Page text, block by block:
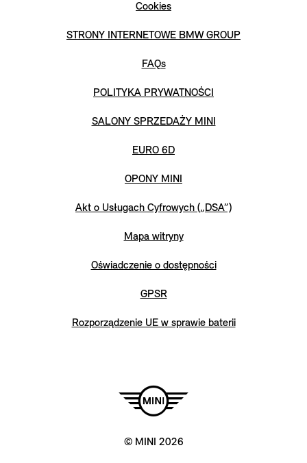
Cookies
STRONY INTERNETOWE BMW GROUP
FAQs
POLITYKA PRYWATNOŚCI
SALONY SPRZEDAŻY MINI
EURO 6D
OPONY MINI
Akt o Usługach Cyfrowych („DSA”)
Mapa witryny
Oświadczenie o dostępności
GPSR
Rozporządzenie UE w sprawie baterii
© MINI 2026